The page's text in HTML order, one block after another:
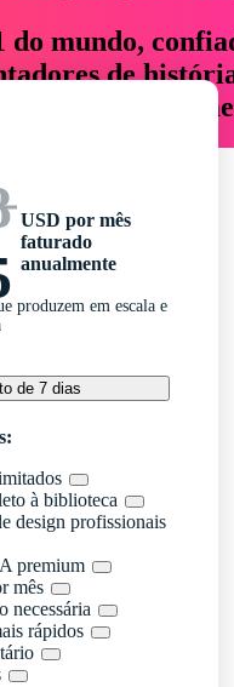
mundo,
de
tempo e
USD por mês
faturado
anualmente
produzem em escala e
de 7 dias
à biblioteca
design profissionais
premium
mês
necessária
rápidos